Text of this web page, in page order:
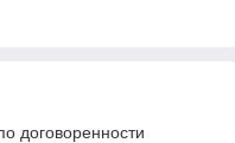
договоренности